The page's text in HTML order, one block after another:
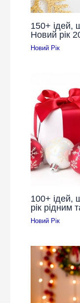
150+ ідей,
Новий рік
Новий Рік
100+ ідей,
рік рідним
Новий Рік